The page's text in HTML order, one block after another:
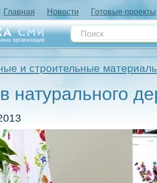
Главная Новости Готовые проекты
организаций
и строительные
натурального